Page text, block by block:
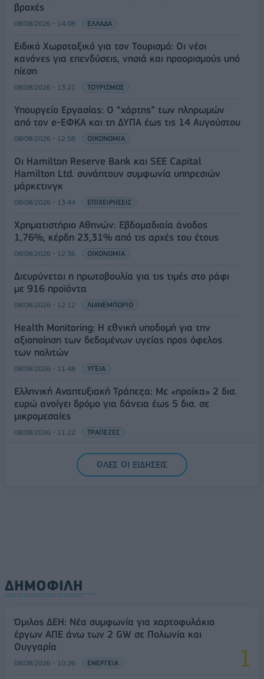
βροχές
08/08/2026 - 14:08 ΕΛΛΑΔΑ
Ειδικό Χωροταξικό για τον Τουρισμό: Οι νέοι
κανόνες για επενδύσεις, νησιά και προορισμούς υπό
πίεση
08/08/2026 - 13:21 ΤΟΥΡΙΣΜΟΣ
Υπουργείο Εργασίας: Ο “χάρτης” των πληρωμών
από τον e-ΕΦΚΑ και τη ΔΥΠΑ έως τις 14 Αυγούστου
08/08/2026 - 12:58 ΟΙΚΟΝΟΜΙΑ
Οι Hamilton Reserve Bank και SEE Capital
Hamilton Ltd. συνάπτουν συμφωνία υπηρεσιών
μάρκετινγκ
08/08/2026 - 13:44 ΕΠΙΧΕΙΡΗΣΕΙΣ
Χρηματιστήριο Αθηνών: Εβδομαδιαία άνοδος
1,76%, κέρδη 23,31% από τις αρχές του έτους
08/08/2026 - 12:36 ΟΙΚΟΝΟΜΙΑ
Διευρύνεται η πρωτοβουλία για τις τιμές στο ράφι
με 916 προϊόντα
08/08/2026 - 12:12 ΛΙΑΝΕΜΠΟΡΙΟ
Health Monitoring: Η εθνική υποδομή για την
αξιοποίηση των δεδομένων υγείας προς όφελος
των πολιτών
08/08/2026 - 11:48 ΥΓΕΙΑ
Ελληνική Αναπτυξιακή Τράπεζα: Με «προίκα» 2 δισ.
ευρώ ανοίγει δρόμο για δάνεια έως 5 δισ. σε
μικρομεσαίες
08/08/2026 - 11:22 ΤΡΑΠΕΖΕΣ
5G παντού, 6G στον ορίζοντα: Πού βρίσκεται η
Ελλάδα στη μεγάλη τεχνολογική μετάβαση
ΟΛΕΣ ΟΙ ΕΙΔΗΣΕΙΣ
ΔΗΜΟΦΙΛΗ
Όμιλος ΔΕΗ: Νέα συμφωνία για χαρτοφυλάκιο
έργων ΑΠΕ άνω των 2 GW σε Πολωνία και
Ουγγαρία
08/08/2026 - 10:26 ΕΝΕΡΓΕΙΑ